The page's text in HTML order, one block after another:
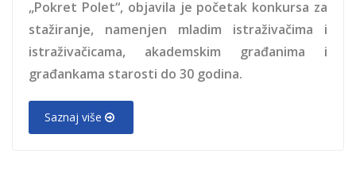
„Pokret Polet“, objavila je početak konkursa za
stažiranje, namenjen mladim istraživačima i
istraživačicama, akademskim građanima i
građankama starosti do 30 godina.
Saznaj više